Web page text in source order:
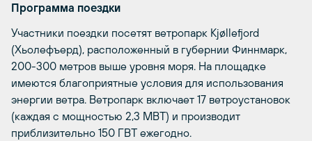
Программа поездки
Участники поездки посетят ветропарк Kjøllefjord
(Хьолефъерд), расположенный в губернии Финнмарк,
200-300 метров выше уровня моря. На площадке
имеются благоприятные условия для использования
энергии ветра. Ветропарк включает 17 ветроустановок
(каждая с мощностью 2,3 МВТ) и производит
приблизительно 150 ГВТ ежегодно.